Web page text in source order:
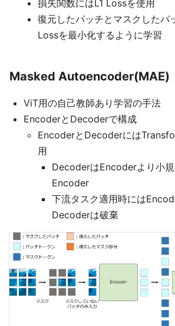
損失関数にはL1 Lossを使用
復元したパッチとマスクしたパ
Lossを最小化するように学習
Masked Autoencoder(MAE)
ViT用の自己教師あり学習の手法
EncoderとDecoderで構成
EncoderとDecoderには
用
DecoderはEncoderより小
Encoder
下流タスク適用時には
Decoderは破棄